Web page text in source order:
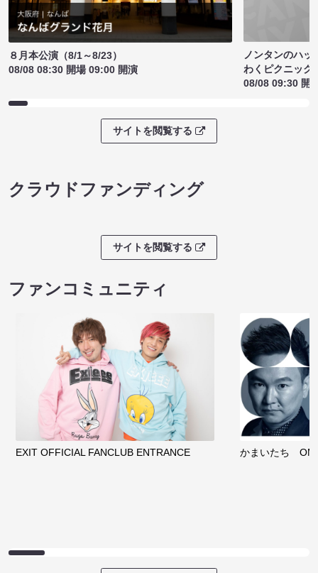
８月本公演（8/1～8/23）
08/08 08:30 開場 09:00 開演
ノンタンのハッ
わくピクニック
08/08 09:30 開
サイトを閲覧する
クラウドファンディング
サイトを閲覧する
ファンコミュニティ
EXIT OFFICIAL FANCLUB ENTRANCE かまいたち